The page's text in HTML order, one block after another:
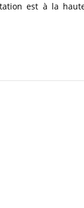
est à la